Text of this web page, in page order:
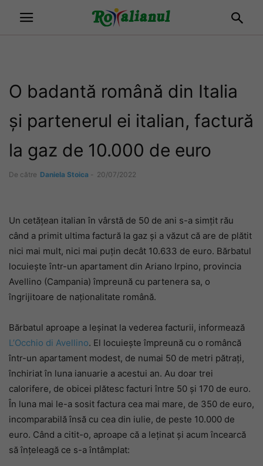
O badantă română din Italia
și partenerul ei italian, factură
la gaz de 10.000 de euro
De către Daniela Stoica - 20/07/2022
Un cetățean italian în vârstă de 50 de ani s-a simțit rău
când a primit ultima factură la gaz și a văzut că are de plătit
nici mai mult, nici mai puțin decât 10.633 de euro. Bărbatul
locuiește într-un apartament din Ariano Irpino, provincia
Avellino (Campania) împreună cu partenera sa, o
îngrijitoare de naționalitate română.
Bărbatul aproape a leșinat la vederea facturii, informează
L’Occhio di Avellino. El locuiește împreună cu o româncă
într-un apartament modest, de numai 50 de metri pătrați,
închiriat în luna ianuarie a acestui an. Au doar trei
calorifere, de obicei plătesc facturi între 50 și 170 de euro.
În luna mai le-a sosit factura cea mai mare, de 350 de euro,
incomparabilă însă cu cea din iulie, de peste 10.000 de
euro. Când a citit-o, aproape că a leținat și acum încearcă
să înțeleagă ce s-a întâmplat: